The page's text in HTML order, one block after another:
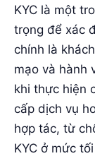
KYC là một
trọng để xác
chính là
mạo và hành
khi thực hiện
cấp dịch vụ
hợp tác, từ
KYC ở mức